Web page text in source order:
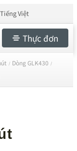
Tiếng Việt
Thực đơn
/ Dòng GLK430 /